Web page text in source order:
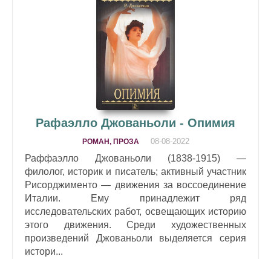
Рафаэлло Джованьоли - Опимия
РОМАН, ПРОЗА 08-08-2022
Раффаэлло Джованьоли (1838-1915) —
филолог, историк и писатель; активный участник
Рисорджименто — движения за воссоединение
Италии. Ему принадлежит ряд
исследовательских работ, освещающих историю
этого движения. Среди художественных
произведений Джованьоли выделяется серия
истори...